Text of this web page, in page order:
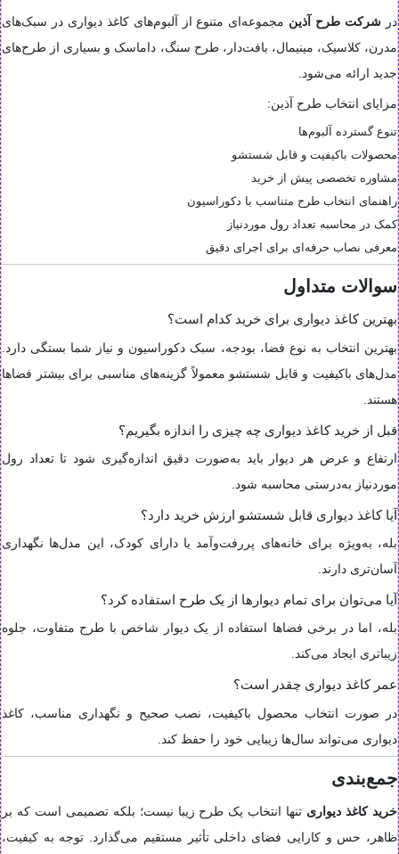
در شرکت طرح آذین مجموعه‌ای متنوع از آلبوم‌های کاغذ دیواری در سبک‌های
مدرن، کلاسیک، مینیمال، بافت‌دار، طرح سنگ، داماسک و بسیاری از طرح‌های
جدید ارائه می‌شود.
مزایای انتخاب طرح آذین:
تنوع گسترده آلبوم‌ها
محصولات باکیفیت و قابل شستشو
مشاوره تخصصی پیش از خرید
راهنمای انتخاب طرح متناسب با دکوراسیون
کمک در محاسبه تعداد رول موردنیاز
معرفی نصاب حرفه‌ای برای اجرای دقیق
سوالات متداول
بهترین کاغذ دیواری برای خرید کدام است؟
بهترین انتخاب به نوع فضا، بودجه، سبک دکوراسیون و نیاز شما بستگی دارد.
مدل‌های باکیفیت و قابل شستشو معمولاً گزینه‌های مناسبی برای بیشتر فضاها
هستند.
قبل از خرید کاغذ دیواری چه چیزی را اندازه بگیریم؟
ارتفاع و عرض هر دیوار باید به‌صورت دقیق اندازه‌گیری شود تا تعداد رول
موردنیاز به‌درستی محاسبه شود.
آیا کاغذ دیواری قابل شستشو ارزش خرید دارد؟
بله، به‌ویژه برای خانه‌های پررفت‌وآمد یا دارای کودک، این مدل‌ها نگهداری
آسان‌تری دارند.
آیا می‌توان برای تمام دیوارها از یک طرح استفاده کرد؟
بله، اما در برخی فضاها استفاده از یک دیوار شاخص با طرح متفاوت، جلوه
زیباتری ایجاد می‌کند.
عمر کاغذ دیواری چقدر است؟
در صورت انتخاب محصول باکیفیت، نصب صحیح و نگهداری مناسب، کاغذ
دیواری می‌تواند سال‌ها زیبایی خود را حفظ کند.
جمع‌بندی
خرید کاغذ دیواری تنها انتخاب یک طرح زیبا نیست؛ بلکه تصمیمی است که بر
ظاهر، حس و کارایی فضای داخلی تأثیر مستقیم می‌گذارد. توجه به کیفیت،